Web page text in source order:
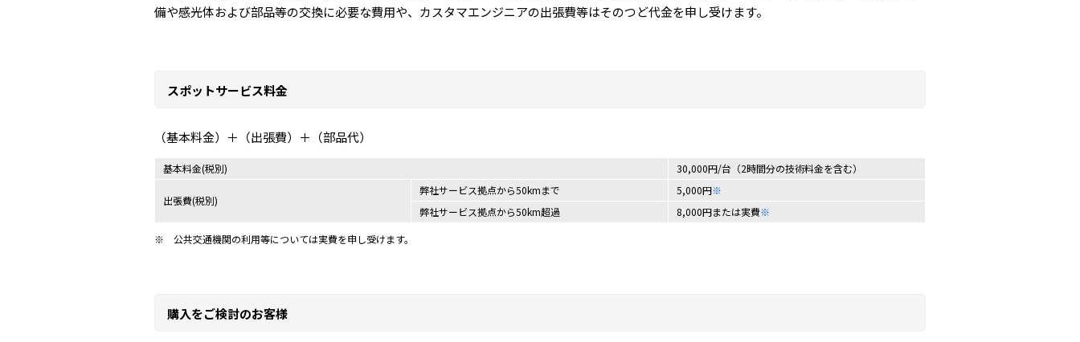
備や感光体および部品等の交換に必要な費用や、カスタマエンジニアの出張費等はそのつど代金を申し受けます。
スポットサービス料金
（基本料金）＋（出張費）＋（部品代）
基本料金(税別) 30,000円/台（2時間分の技術料金を含む）
出張費(税別)
弊社サービス拠点から50kmまで 5,000円※
弊社サービス拠点から50km超過
8,000円または実費※
※
公共交通機関の利用等については実費を申し受けます。
購入をご検討のお客様